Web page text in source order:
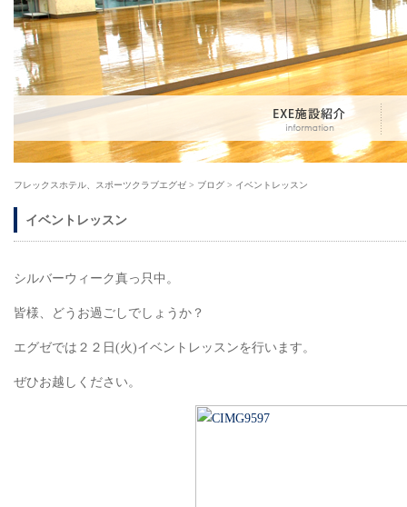
フレックスホテル、スポーツクラブエグゼ > ブログ > イベントレッスン
イベントレッスン
シルバーウィーク真っ只中。
皆様、どうお過ごしでしょうか？
エグゼでは２２日(火)イベントレッスンを行います。
ぜひお越しください。